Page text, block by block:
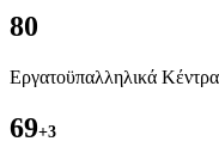
80
Εργατοϋπαλληλικά Κέντρα
69+3